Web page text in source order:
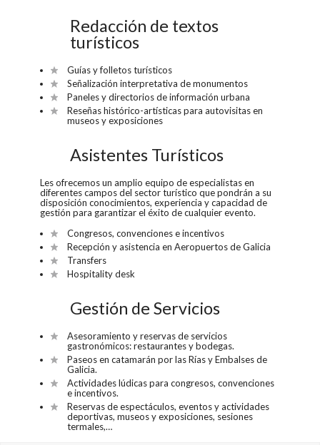
Redacción de textos
turísticos
Guías y folletos turísticos
Señalización interpretativa de monumentos
Paneles y directorios de información urbana
Reseñas histórico-artísticas para autovisitas en
museos y exposiciones
Asistentes Turísticos
Les ofrecemos un amplio equipo de especialistas en
diferentes campos del sector turístico que pondrán a su
disposición conocimientos, experiencia y capacidad de
gestión para garantizar el éxito de cualquier evento.
Congresos, convenciones e incentivos
Recepción y asistencia en Aeropuertos de Galicia
Transfers
Hospitality desk
Gestión de Servicios
Asesoramiento y reservas de servicios
gastronómicos: restaurantes y bodegas.
Paseos en catamarán por las Rías y Embalses de
Galicia.
Actividades lúdicas para congresos, convenciones
e incentivos.
Reservas de espectáculos, eventos y actividades
deportivas, museos y exposiciones, sesiones
termales,…